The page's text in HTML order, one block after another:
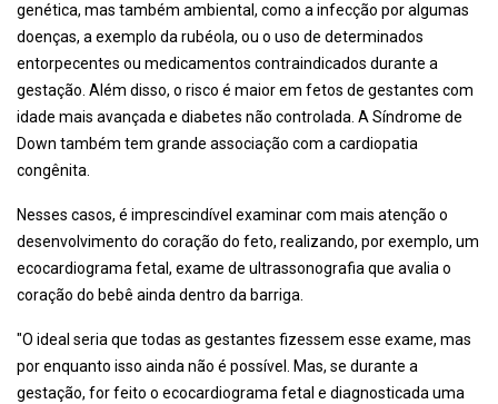
genética, mas também ambiental, como a infecção por algumas
doenças, a exemplo da rubéola, ou o uso de determinados
entorpecentes ou medicamentos contraindicados durante a
gestação. Além disso, o risco é maior em fetos de gestantes com
idade mais avançada e diabetes não controlada. A Síndrome de
Down também tem grande associação com a cardiopatia
congênita.
Nesses casos, é imprescindível examinar com mais atenção o
desenvolvimento do coração do feto, realizando, por exemplo, um
ecocardiograma fetal, exame de ultrassonografia que avalia o
coração do bebê ainda dentro da barriga.
"O ideal seria que todas as gestantes fizessem esse exame, mas
por enquanto isso ainda não é possível. Mas, se durante a
gestação, for feito o ecocardiograma fetal e diagnosticada uma